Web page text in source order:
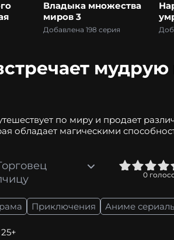
Владыка множества
миров 3
Добавлена 198 серия
по миру и продает
обладает магическими
0 3
0
Приключения Аниме